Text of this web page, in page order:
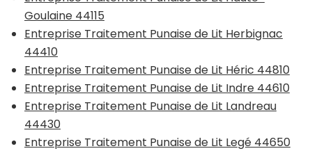
Goulaine 44115
Entreprise Traitement Punaise de Lit Herbignac
44410
Entreprise Traitement Punaise de Lit Héric 44810
Entreprise Traitement Punaise de Lit Indre 44610
Entreprise Traitement Punaise de Lit Landreau
44430
Entreprise Traitement Punaise de Lit Legé 44650